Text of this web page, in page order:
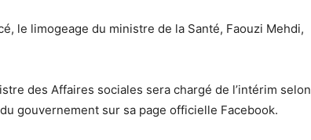
le limogeage du ministre de la Santé, Faouzi Mehdi,
des Affaires sociales sera chargé de l’intérim selon
gouvernement sur sa page officielle Facebook.